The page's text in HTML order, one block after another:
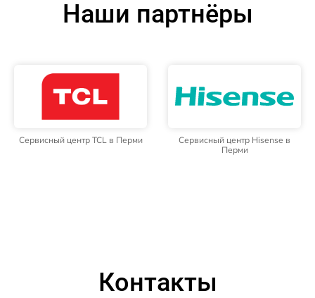
Наши партнёры
Сервисный центр TCL в Перми
Сервисный центр Hisense в
Перми
Контакты